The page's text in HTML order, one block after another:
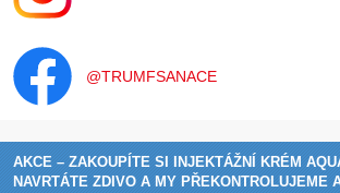
@TRUMFSANACE
AKCE – ZAKOUPÍTE SI INJEKTÁŽNÍ KRÉM
NAVRTÁTE ZDIVO A MY PŘEKONTROLUJEME